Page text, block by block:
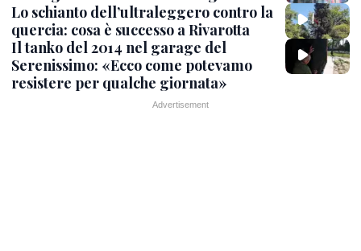
Lo schianto dell’ultraleggero contro la
quercia: cosa è successo a Rivarotta
Il tanko del 2014 nel garage del
Serenissimo: «Ecco come potevamo
resistere per qualche giornata»